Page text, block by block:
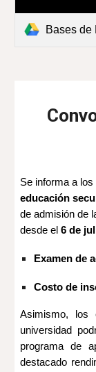
Bases de
Se informa a
educación
de admisión de
desde el6 de
Examen de
Costo de
Asimismo, los
universidad
programa de
destacado